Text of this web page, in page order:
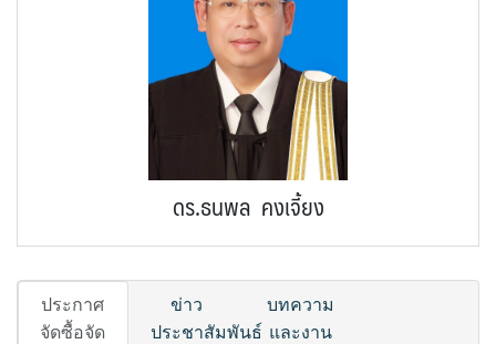
ดร.ธนพล คงเจี้ยง
ประกาศ
จัดซื้อจัด
ข่าว
ประชาสัมพันธ์
บทความ
และงาน